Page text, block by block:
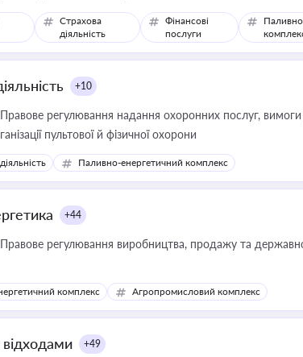
Страхова
діяльність
Фінансові
послуги
+10
Правове регулювання надання охоронних послуг, вимоги
пультової й фізичної охорони
Паливно-енергетичний комплекс
+44
Правове регулювання виробництва, продажу та
комплекс Агропромисловий комплекс
+49